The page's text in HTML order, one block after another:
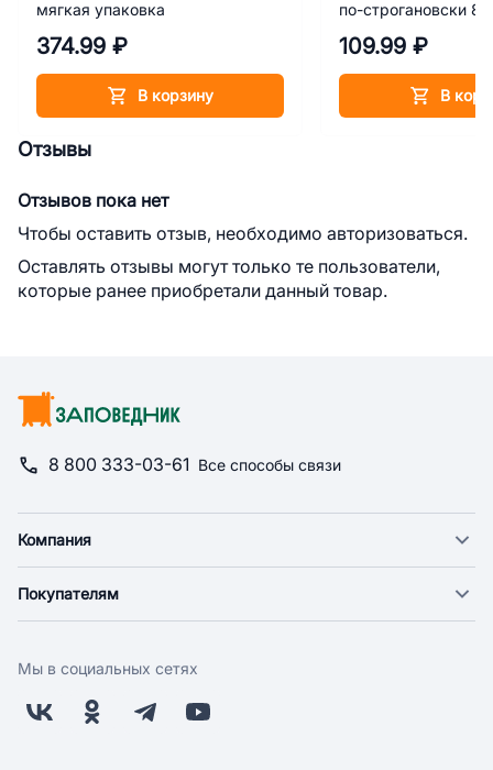
мягкая упаковка
374.99 ₽
В корзину
по-строгановски 80
109.99 ₽
В
Отзывы
Отзывов пока нет
Чтобы оставить отзыв, необходимо авторизоваться.
Оставлять отзывы могут только те пользователи,
которые ранее приобретали данный товар.
8 800 333-03-61 Все способы связи
Компания
Новости
Поставщикам
Заводчикам
Покупателям
Оплата
Бонусная программа
Мы в социальных сетях